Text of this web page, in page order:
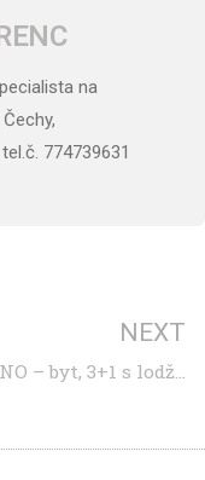
na
774739631
NEXT